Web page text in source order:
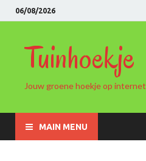
06/08/2026
Tuinhoekje
Jouw groene hoekje op internet
MAIN MENU